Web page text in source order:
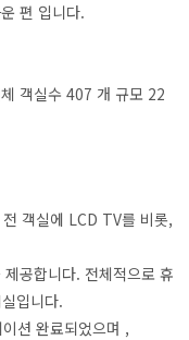
편 입니다.
객실수 407 개 규모 22
객실에 LCD TV를 비롯,
공합니다. 전체적으로 휴
입니다.
션 완료되었으며 ,